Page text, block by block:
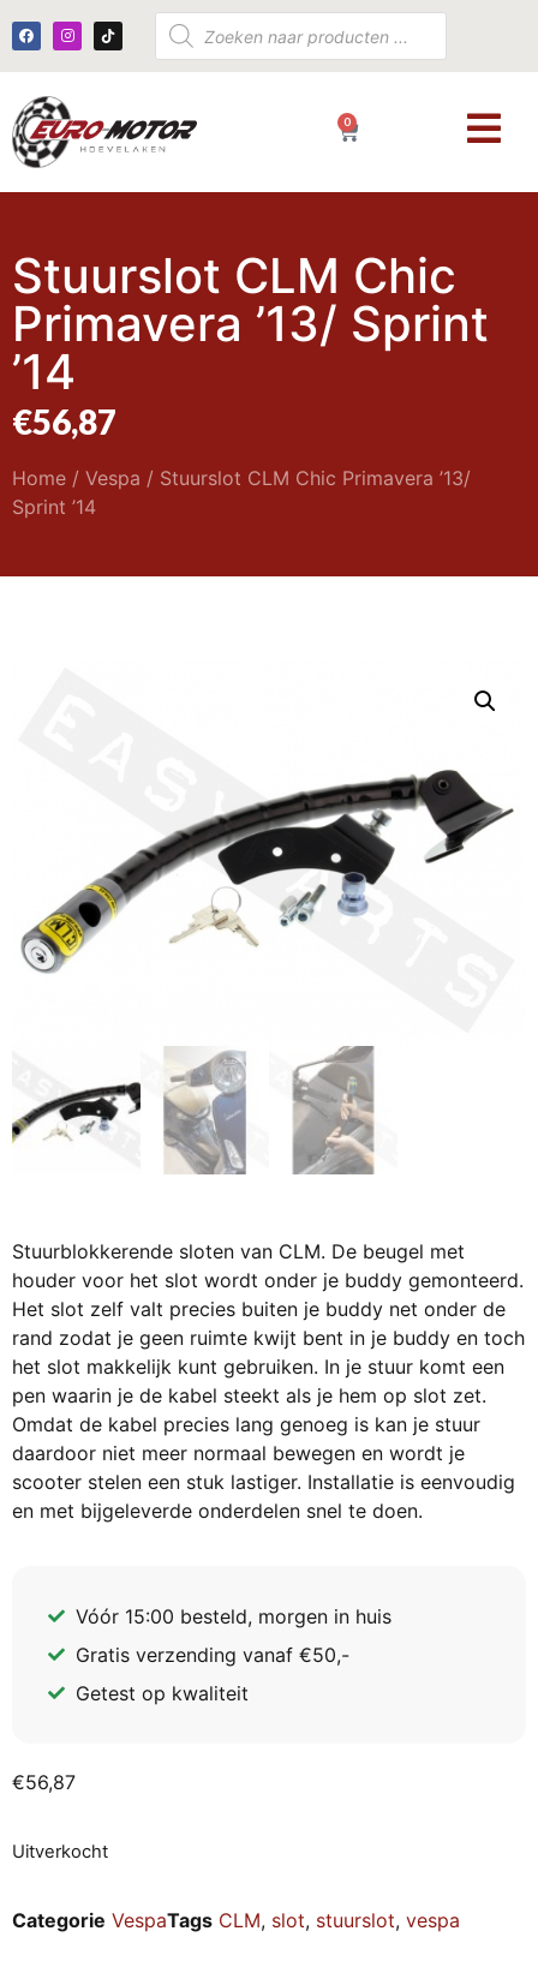
0
Stuurslot CLM Chic
Primavera ’13/ Sprint
’14
€56,87
Home / Vespa / Stuurslot CLM Chic Primavera ’13/
Sprint ’14
Stuurblokkerende sloten van CLM. De beugel met
houder voor het slot wordt onder je buddy gemonteerd.
Het slot zelf valt precies buiten je buddy net onder de
rand zodat je geen ruimte kwijt bent in je buddy en toch
het slot makkelijk kunt gebruiken. In je stuur komt een
pen waarin je de kabel steekt als je hem op slot zet.
Omdat de kabel precies lang genoeg is kan je stuur
daardoor niet meer normaal bewegen en wordt je
scooter stelen een stuk lastiger. Installatie is eenvoudig
en met bijgeleverde onderdelen snel te doen.
Vóór 15:00 besteld, morgen in huis
Gratis verzending vanaf €50,-
Getest op kwaliteit
€56,87
Uitverkocht
Categorie VespaTags CLM, slot, stuurslot, vespa